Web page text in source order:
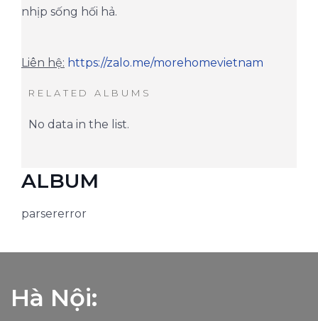
nhịp sống hối hả.
Liên hệ: https://zalo.me/morehomevietnam
RELATED ALBUMS
No data in the list.
ALBUM
parsererror
Hà Nội: